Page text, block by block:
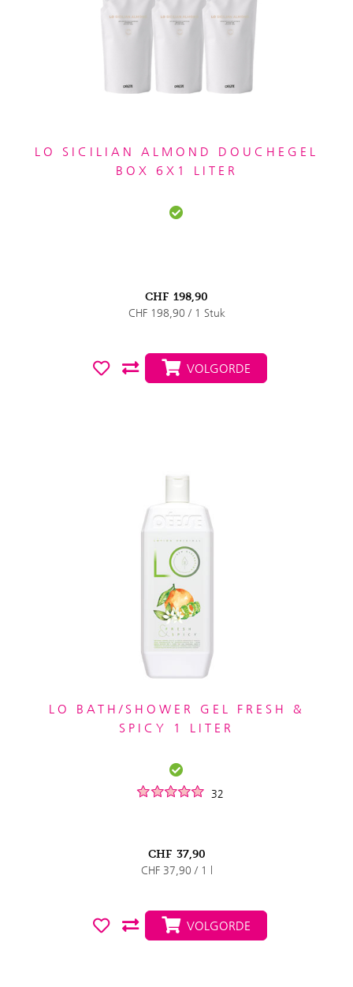
LO SICILIAN ALMOND DOUCHEGEL
BOX 6X1 LITER
CHF 198,90
CHF 198,90 / 1 Stuk
VOLGORDE
LO BATH/SHOWER GEL FRESH &
SPICY 1 LITER
32
CHF 37,90
CHF 37,90 / 1 l
VOLGORDE